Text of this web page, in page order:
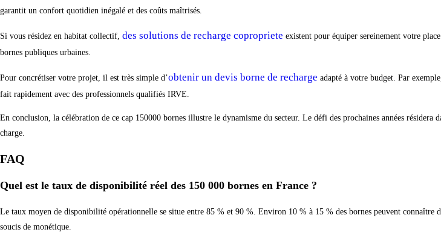
garantit un confort quotidien inégalé et des coûts maîtrisés.
Si vous résidez en habitat collectif, des solutions de recharge copropriete existent pour équiper sereinement votre
bornes publiques urbaines.
Pour concrétiser votre projet, il est très simple d’obtenir un devis borne de recharge adapté à votre budget. Par
fait rapidement avec des professionnels qualifiés IRVE.
En conclusion, la célébration de ce cap 150000 bornes illustre le dynamisme du secteur. Le défi des prochaines années
charge.
FAQ
Quel est le taux de disponibilité réel des 150 000 bornes en France ?
Le taux moyen de disponibilité opérationnelle se situe entre 85 % et 90 %. Environ 10 % à 15 % des bornes peuvent connaître
soucis de monétique.